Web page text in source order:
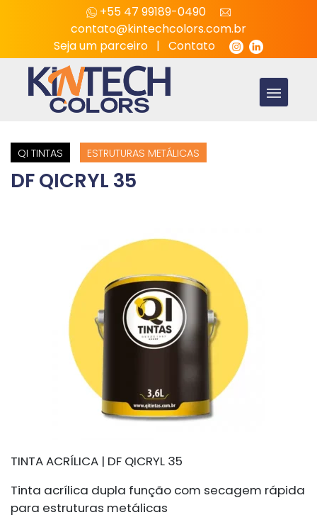
+55 47 99189-0490
contato@kintechcolors.com.br
Seja um parceiro | Contato
QI TINTAS ESTRUTURAS METÁLICAS
DF QICRYL 35
TINTA ACRÍLICA | DF QICRYL 35
Tinta acrílica dupla função com secagem rápida
para estruturas metálicas